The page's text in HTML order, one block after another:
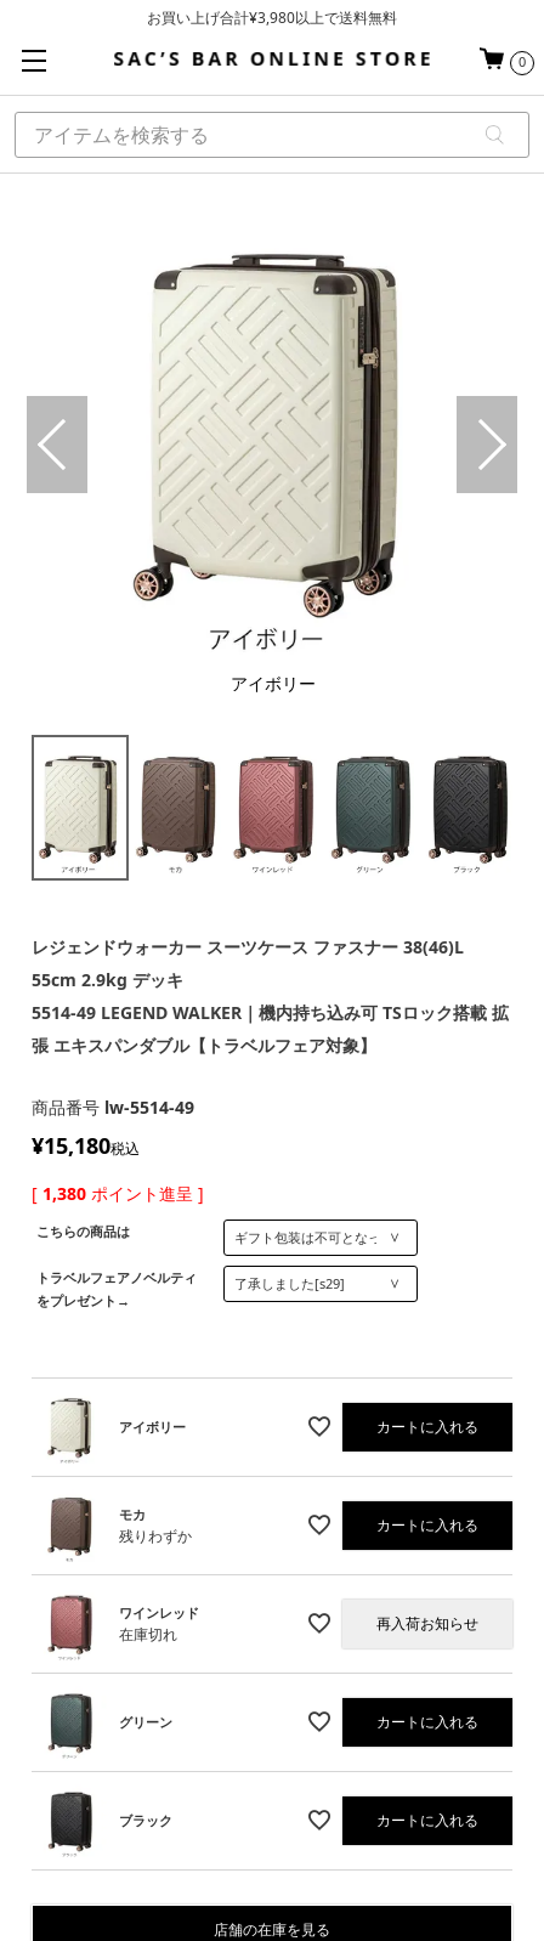
お買い上げ合計¥3,980以上で送料無料
当日～翌営業日を目安に順次発送（一部お取り寄せ商品を除く）
0
アイボリー
レジェンドウォーカー スーツケース ファスナー 38(46)L
55cm 2.9kg デッキ
5514-49 LEGEND WALKER｜機内持ち込み可 TSロック搭載 拡
張 エキスパンダブル【トラベルフェア対象】
商品番号 lw-5514-49
¥15,180税込
[ 1,380 ポイント進呈 ]
こちらの商品は
トラベルフェアノベルティ
をプレゼント→
アイボリー カートに入れる
モカ
残りわずか
カートに入れる
ワインレッド
在庫切れ
再入荷お知らせ
グリーン カートに入れる
ブラック カートに入れる
店舗の在庫を見る